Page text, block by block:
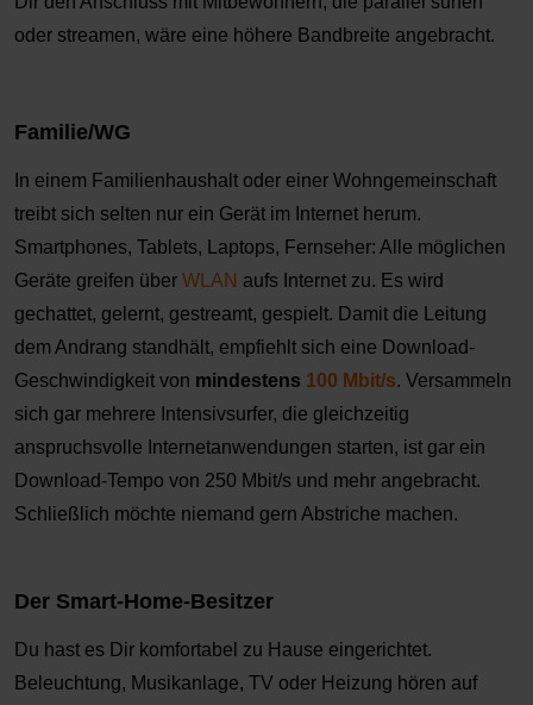
oder streamen, wäre eine höhere Bandbreite angebracht.
Familie/WG
In einem Familienhaushalt oder einer Wohngemeinschaft
treibt sich selten nur ein Gerät im Internet herum.
Smartphones, Tablets, Laptops, Fernseher: Alle möglichen
Geräte greifen über WLAN aufs Internet zu. Es wird
gechattet, gelernt, gestreamt, gespielt. Damit die Leitung
dem Andrang standhält, empfiehlt sich eine Download-
Geschwindigkeit von mindestens 100 Mbit/s. Versammeln
sich gar mehrere Intensivsurfer, die gleichzeitig
anspruchsvolle Internetanwendungen starten, ist gar ein
Download-Tempo von 250 Mbit/s und mehr angebracht.
Schließlich möchte niemand gern Abstriche machen.
Der Smart-Home-Besitzer
Du hast es Dir komfortabel zu Hause eingerichtet.
Beleuchtung, Musikanlage, TV oder Heizung hören auf